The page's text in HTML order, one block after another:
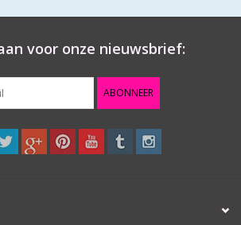
voor onze nieuwsbrief:
ABONNEER